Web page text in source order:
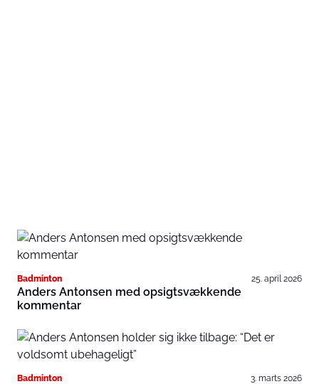
Badminton 25. april 2026
Anders Antonsen med opsigtsvækkende
kommentar
Badminton 3. marts 2026